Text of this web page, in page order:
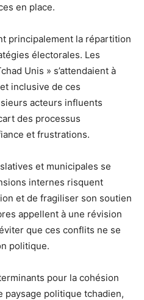
en place.
principalement la répartition
électorales. Les
Unis » s’attendaient à
inclusive de ces
acteurs influents
des processus
et frustrations.
et municipales se
internes risquent
et de fragiliser son soutien
appellent à une révision
que ces conflits ne se
politique.
pour la cohésion
paysage politique tchadien,